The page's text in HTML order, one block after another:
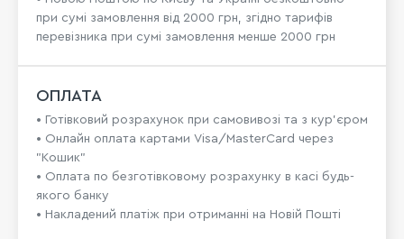
при сумі замовлення від 2000 грн, згідно тарифів
перевізника при сумі замовлення менше 2000 грн
ОПЛАТА
• Готівковий розрахунок при самовивозі та з кур’єром
• Онлайн оплата картами Visa/MasterCard через
"Кошик"
• Оплата по безготівковому розрахунку в касі будь-
якого банку
• Накладений платіж при отриманні на Новій Пошті